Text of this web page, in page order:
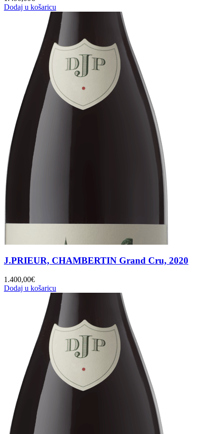
Dodaj u košaricu
J.PRIEUR, CHAMBERTIN Grand Cru, 2020
1.400,00€
Dodaj u košaricu